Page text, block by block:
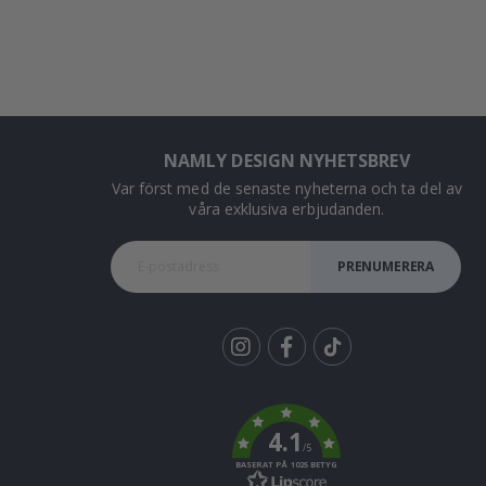
NAMLY DESIGN NYHETSBREV
Var först med de senaste nyheterna och ta del av
våra exklusiva erbjudanden.
PRENUMERERA
k
4.1/5
BASERAT PÅ 1025 BETYG